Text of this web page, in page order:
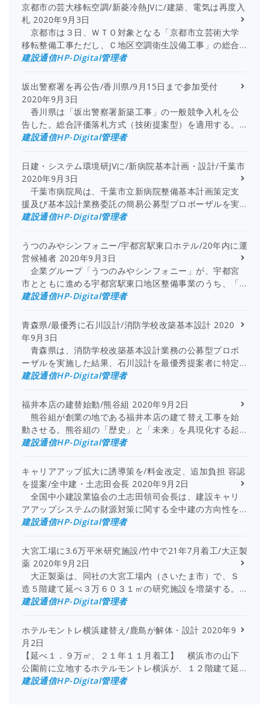
京都市の芸大移転空調/新菱冷熱JVに/建築、電気は再度入
札 2020年9月3日
京都市は３日、ＷＴＯ対象となる「京都市立芸術大学
移転整備工事ただし、Ｃ地区空調衛生設備工事」の総合…
建設通信HP-Digital管理者
坂出警察署を再公告/香川県/9月15日まで参加受付
2020年9月3日
香川県は「坂出警察署新築工事」の一般競争入札を公
告した。総合評価落札方式（技術提案型）を適用する。…
建設通信HP-Digital管理者
日建・システム環境研JVに/新病院基本計画・設計/千葉市
2020年9月3日
千葉市病院局は、千葉市立新病院整備基本計画策定支
援及び基本設計業務委託の簡易公募型プロポーザルを実…
建設通信HP-Digital管理者
うつのみやシンフォニー/宇都宮駅東口ホテル/20年内に運
営候補者 2020年9月3日
企業グループ「うつのみやシンフォニー」が、宇都宮
市とともに進める宇都宮駅東口地区整備事業のうち、「…
建設通信HP-Digital管理者
青森県/最優秀に石川設計/消防学校改築基本設計 2020
年9月3日
青森県は、消防学校改築基本設計業務の公募型プロポ
ーザルを実施した結果、石川設計を最優秀提案者に特定…
建設通信HP-Digital管理者
福井本店の建替始動/熊谷組 2020年9月2日
熊谷組が創業の地である福井本店の建て替え工事を始
動させる。熊谷組の「歴史」と「未来」を具現化する起…
建設通信HP-Digital管理者
キャリアアップ拡大に誘導策を/料金改定、追加負担 容認
を提案/全中建・土志田会長 2020年9月2日
全国中小建設業協会の土志田領司会長は、建設キャリ
アアップシステムの財源対策に関する全中建の方向性を…
建設通信HP-Digital管理者
大宮工場に3.6万平米研究施設/竹中で21年7月着工/大正製
薬 2020年9月2日
大正製薬は、同社の大宮工場内（さいたま市）で、Ｓ
造５階建て延べ３万６０３１㎡の研究施設を増築する。…
建設通信HP-Digital管理者
ホテルモントレ横浜建替え/鹿島が解体・設計 2020年9
月2日
【延べ１．９万㎡、２１年１１月着工】 横浜市の山下
公園前に立地するホテルモントレ横浜が、１２階建て延…
建設通信HP-Digital管理者